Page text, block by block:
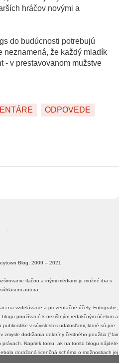
hráčov novými a
do budúcnosti potrebujú
neznamená, že každý mladík
- v prestavovanom mužstve
ODPOVEDE
Blog, 2009 – 2021
tlačou a inými médiami je možné iba s
autora.
na vzdelávacie a prezentačné účely. Fotografie,
používané k nezištným redakčným účelom a
v súvislosti s udalosťami, ktoré sú pre
zmysle dodržania doktríny čestného použitia ("fair
Napriek tomu, ak na tomto blogu nájdete
dodržaná licenčná schéma o možnostiach jej